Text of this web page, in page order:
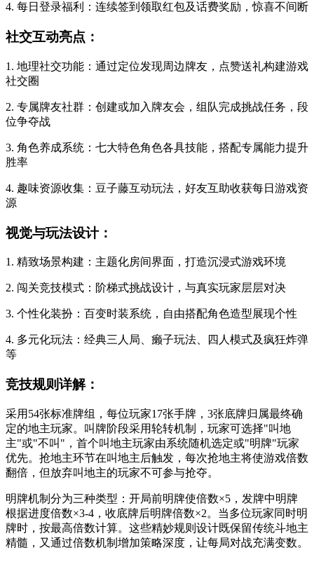
4. 每日登录福利：连续签到领取红包及话费奖励，惊喜不间断
社交互动亮点：
1. 地理社交功能：通过定位发现周边牌友，点赞送礼构建游戏
社交圈
2. 专属牌友社群：创建或加入牌友会，组队完成挑战任务，段
位争夺战
3. 角色养成系统：七大特色角色各具技能，搭配专属能力提升
胜率
4. 趣味资源收集：豆子藤互动玩法，好友互助收获每日游戏资
源
视觉与玩法设计：
1. 精致场景构建：主题化房间界面，打造沉浸式游戏环境
2. 闯关竞技模式：阶梯式挑战设计，与真实玩家层层对决
3. 个性化装扮：百变时装系统，自由搭配角色造型展现个性
4. 多元化玩法：经典三人局、癞子玩法、四人模式及疯狂炸弹
等
竞技规则详解：
采用54张标准牌组，每位玩家17张手牌，3张底牌归属最终确
定的地主玩家。叫牌阶段采用轮转机制，玩家可选择"叫地
主"或"不叫"，首个叫地主玩家由系统随机选定或"明牌"玩家
优先。抢地主环节在叫地主后触发，每次抢地主将使游戏倍数
翻倍，但放弃叫地主的玩家不可参与抢夺。
明牌机制分为三种类型：开局前明牌使倍数×5，发牌中明牌
根据进度倍数×3-4，收底牌后明牌倍数×2。当多位玩家同时明
牌时，按最高倍数计算。这些精妙规则设计既保留传统斗地主
精髓，又通过倍数机制增加策略深度，让每局对战充满变数。